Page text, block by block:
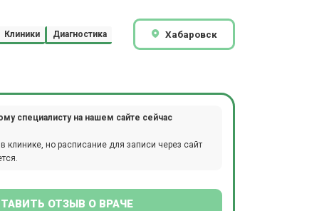
Клиники Диагностика Хабаровск
специалисту на нашем сайте сейчас
клинике, но расписание для записи через сайт
ОТЗЫВ О ВРАЧЕ